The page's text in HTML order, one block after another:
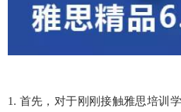
1. 首先，对于刚刚接触雅思培训